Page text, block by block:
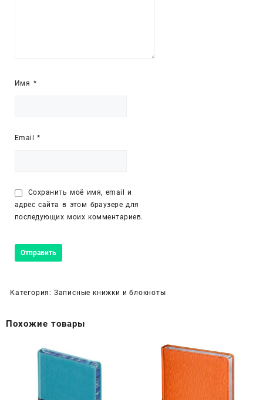
Имя *
Email*
Сохранить моё имя, email и
адрес сайта в этом браузере для
последующих моих комментариев.
Категория: Записные книжки и блокноты
Похожие товары